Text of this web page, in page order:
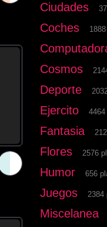
Ciudades
Coches
Cosmos
Deporte
Ejercito
Fantasia
Flores 2576
Humor 656
Juegos 2384
Miscelanea